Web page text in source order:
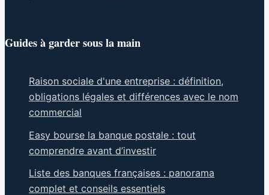
Guides à garder sous la main
Raison sociale d'une entreprise : définition,
obligations légales et différences avec le nom
commercial
Easy bourse la banque postale : tout
comprendre avant d’investir
Liste des banques françaises : panorama
complet et conseils essentiels